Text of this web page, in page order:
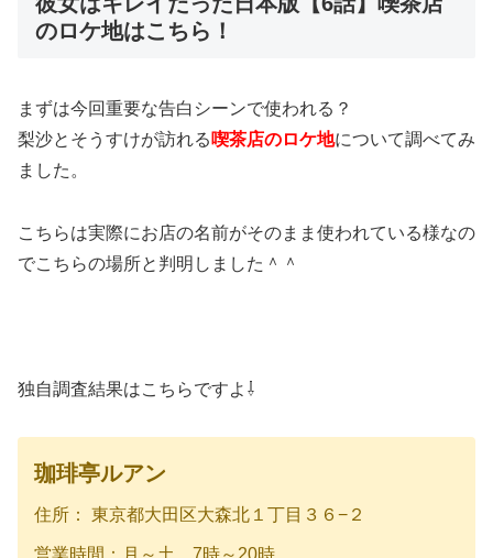
のロケ地はこちら！
まずは今回重要な告白シーンで使われる？
梨沙とそうすけが訪れる喫茶店のロケ地について調べてみ
ました。
こちらは実際にお店の名前がそのまま使われている様なの
でこちらの場所と判明しました＾＾
独自調査結果はこちらですよ⇩
珈琲亭ルアン
住所： 東京都大田区大森北１丁目３６−２
営業時間：月～土 7時～20時